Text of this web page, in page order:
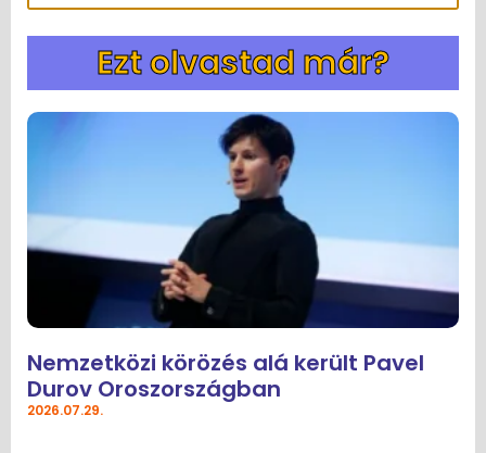
Ezt olvastad már?
Nemzetközi körözés alá került Pavel
Durov Oroszországban
2026.07.29.